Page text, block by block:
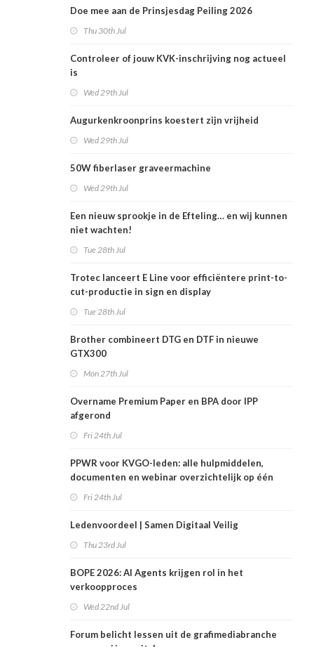
Doe mee aan de Prinsjesdag Peiling 2026
Thu 30th Jul
Controleer of jouw KVK-inschrijving nog actueel
is
Wed 29th Jul
Augurkenkroonprins koestert zijn vrijheid
Wed 29th Jul
50W fiberlaser graveermachine
Wed 29th Jul
Een nieuw sprookje in de Efteling… en wij kunnen
niet wachten!
Tue 28th Jul
Trotec lanceert E Line voor efficiëntere print-to-
cut-productie in sign en display
Tue 28th Jul
Brother combineert DTG en DTF in nieuwe
GTX300
Mon 27th Jul
Overname Premium Paper en BPA door IPP
afgerond
Fri 24th Jul
PPWR voor KVGO-leden: alle hulpmiddelen,
documenten en webinar overzichtelijk op één
Fri 24th Jul
Ledenvoordeel | Samen Digitaal Veilig
Thu 23rd Jul
BOPE 2026: AI Agents krijgen rol in het
verkoopproces
Wed 22nd Jul
Forum belicht lessen uit de grafimediabranche